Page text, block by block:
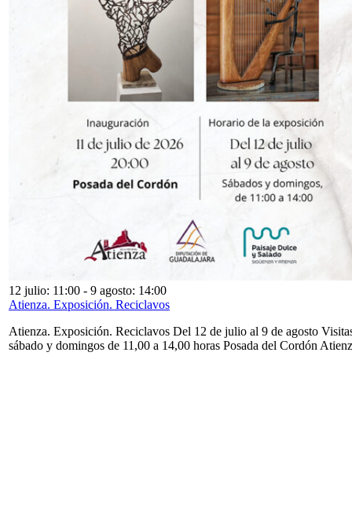
12 julio: 11:00 - 9 agosto: 14:00
Atienza. Exposición. Reciclavos
Atienza. Exposición. Reciclavos Del 12 de julio al 9 de agosto
sábado y domingos de 11,00 a 14,00 horas Posada del Cordón